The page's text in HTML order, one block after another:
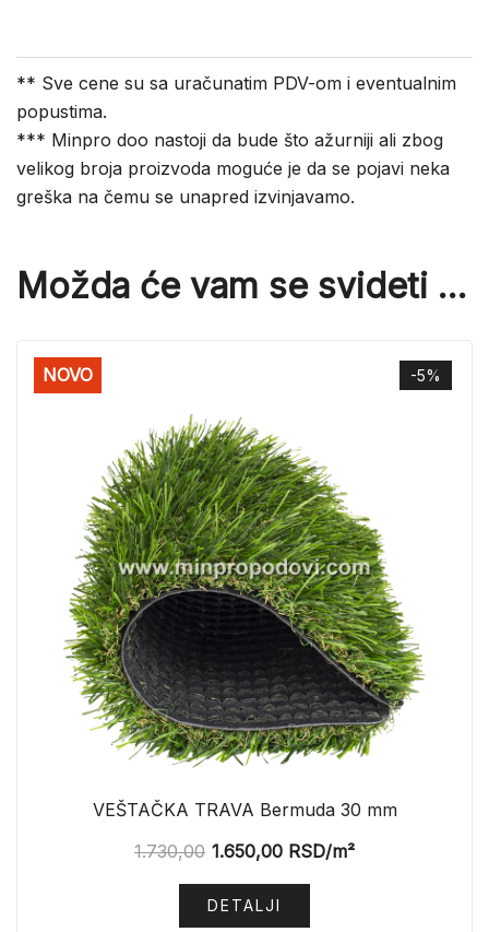
** Sve cene su sa uračunatim PDV-om i eventualnim
popustima.
*** Minpro doo nastoji da bude što ažurniji ali zbog
velikog broja proizvoda moguće je da se pojavi neka
greška na čemu se unapred izvinjavamo.
Možda će vam se svideti …
-5%
NOVO
VEŠTAČKA TRAVA Bermuda 30 mm
1.730,00 1.650,00 RSD/m²
DETALJI